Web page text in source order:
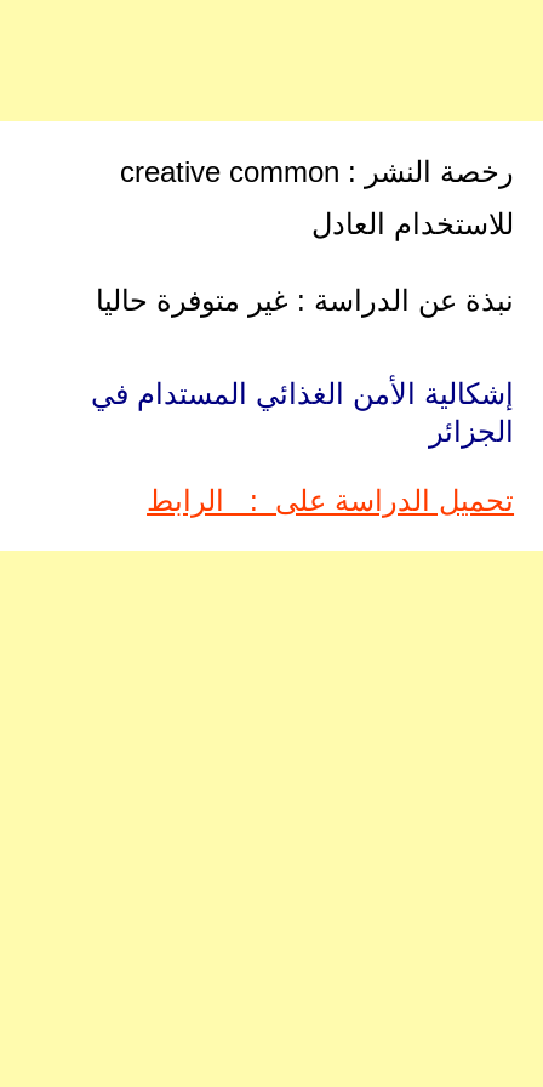
رخصة النشر : creative common
للاستخدام العادل
نبذة عن الدراسة : غير متوفرة حاليا
إشكالية الأمن الغذائي المستدام في
الجزائر
تحميل الدراسة على : الرابط